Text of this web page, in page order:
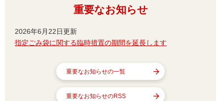
重要なお知らせ
2026年6月22日更新
指定ごみ袋に関する臨時措置の期間を延長します
重要なお知らせの一覧
重要なお知らせのRSS